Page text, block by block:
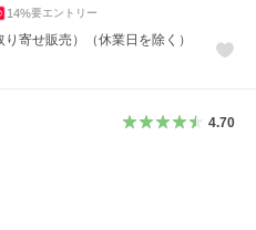
14%要エントリー
寄せ販売）（休業日を除く）
4.70